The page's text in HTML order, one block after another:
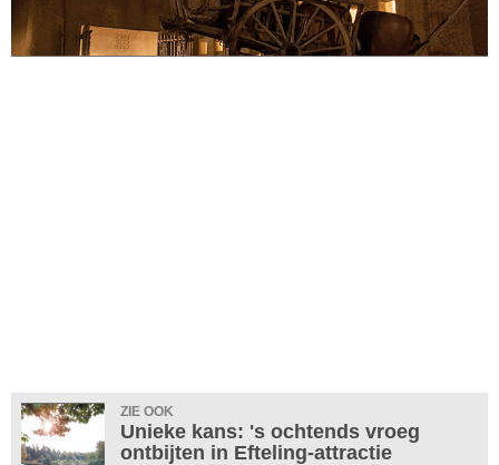
ZIE OOK
Unieke kans: 's ochtends vroeg
ontbijten in Efteling-attractie